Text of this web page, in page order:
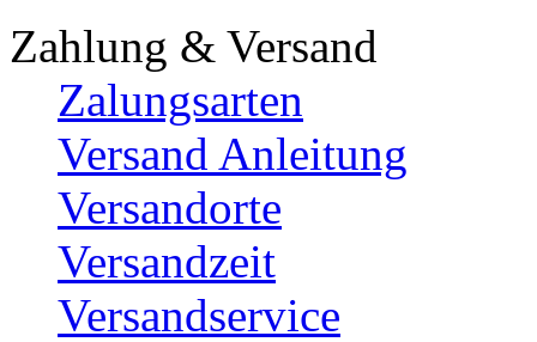
Zahlung & Versand
Zalungsarten
Versand Anleitung
Versandorte
Versandzeit
Versandservice